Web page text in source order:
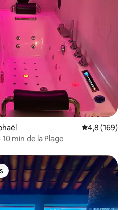
Évaluation
4,8 (169)
min de la Plage